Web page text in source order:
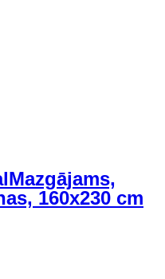
Mazgājams,
160x230 cm